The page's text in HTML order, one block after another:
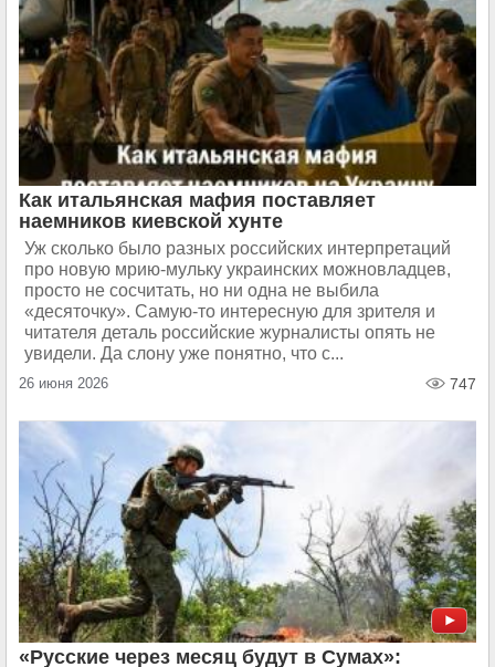
Как итальянская мафия поставляет
наемников киевской хунте
Уж сколько было разных российских интерпретаций
про новую мрию-мульку украинских можновладцев,
просто не сосчитать, но ни одна не выбила
«десяточку». Самую-то интересную для зрителя и
читателя деталь российские журналисты опять не
увидели. Да слону уже понятно, что с...
26 июня 2026 747
«Русские через месяц будут в Сумах»: